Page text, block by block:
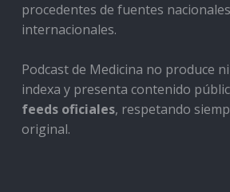
procedentes de fuentes
internacionales.
Podcast de Medicina no produce
indexa y presenta contenido
feeds oficiales, respetando
original.